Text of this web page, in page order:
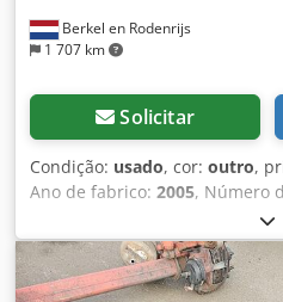
Berkel en Rodenrijs
1 707 km
Solicitar
Condição: usado, cor: outro,
Ano de fabrico: 2005, Número
Credpfx Adjzrr Sgs Rsf Temos
eixos. Por favor, entre em
procura.